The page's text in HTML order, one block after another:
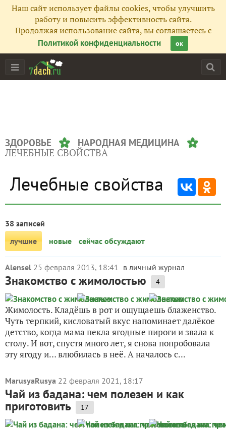
Наш сайт использует файлы cookies, чтобы улучшить
работу и повысить эффективность сайта.
Продолжая использование сайта, вы соглашаетесь с
Политикой конфиденциальности
ок
ЗДОРОВЬЕ НАРОДНАЯ МЕДИЦИНА
ЛЕЧЕБНЫЕ СВОЙСТВА
Лечебные свойства
38 записей
лучшие
новые сейчас обсуждают
Alensel 25 февраля 2013, 18:41 в личный журнал
Знакомство с жимолостью 4
Жимолость. Кладёшь в рот и ощущаешь блаженство.
Чуть терпкий, кисловатый вкус напоминает далёкое
детство, когда мама пекла ягодные пироги и звала к
столу. И вот, спустя много лет, я снова попробовала
эту ягоду и… влюбилась в неё. А началось с...
MarusyaRusya 22 февраля 2021, 18:17
Чай из бадана: чем полезен и как
приготовить 17